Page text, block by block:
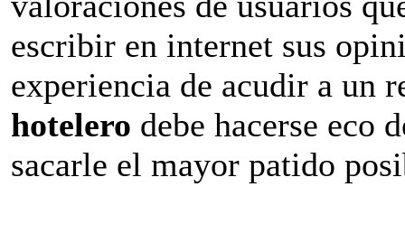
escribir en internet sus
experiencia de acudir a un
hotelero debe hacerse eco
sacarle el mayor patido